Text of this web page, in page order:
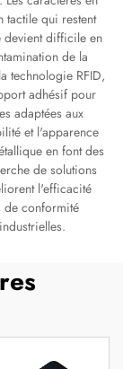
qui restent
devient difficile en
de la
technologie RFID,
adhésif pour
adaptées aux
et l'apparence
en font des
de solutions
l'efficacité
de conformité